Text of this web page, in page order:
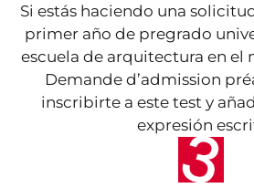
Si estás haciendo una
primer año de pregrado
escuela de arquitectura en el
Demande d’admission
inscribirte a este test y
expresión